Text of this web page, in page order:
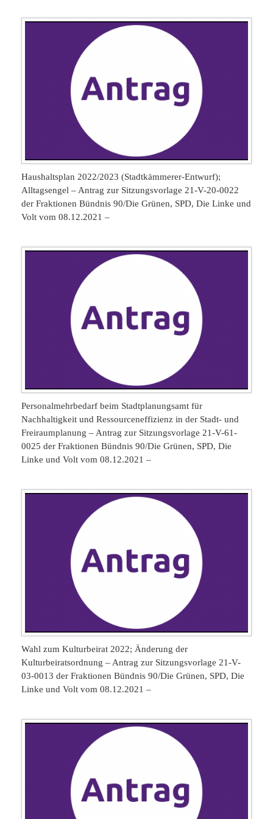
Haushaltsplan 2022/2023 (Stadtkämmerer-Entwurf);
Alltagsengel – Antrag zur Sitzungsvorlage 21-V-20-0022
der Fraktionen Bündnis 90/Die Grünen, SPD, Die Linke und
Volt vom 08.12.2021 –
Personalmehrbedarf beim Stadtplanungsamt für
Nachhaltigkeit und Ressourceneffizienz in der Stadt- und
Freiraumplanung – Antrag zur Sitzungsvorlage 21-V-61-
0025 der Fraktionen Bündnis 90/Die Grünen, SPD, Die
Linke und Volt vom 08.12.2021 –
Wahl zum Kulturbeirat 2022; Änderung der
Kulturbeiratsordnung – Antrag zur Sitzungsvorlage 21-V-
03-0013 der Fraktionen Bündnis 90/Die Grünen, SPD, Die
Linke und Volt vom 08.12.2021 –